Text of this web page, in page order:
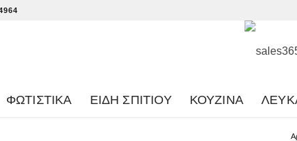
ΦΩΤΙΣΤΙΚΑ ΕΊΔΗ ΣΠΙΤΙΟΎ ΚΟΥΖΊΝΑ